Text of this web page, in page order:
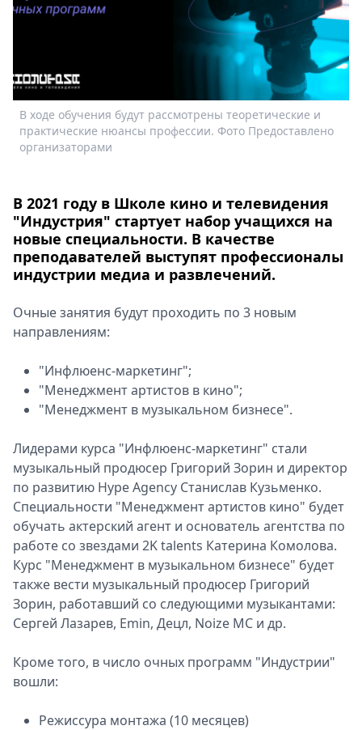
Выборы
В ходе обучения будут рассмотрены теоретические и
практические нюансы профессии. Фото Предоставлено
организаторами
В 2021 году в Школе кино и телевидения
"Индустрия" стартует набор учащихся на
новые специальности. В качестве
преподавателей выступят профессионалы
индустрии медиа и развлечений.
Очные занятия будут проходить по 3 новым
направлениям:
"Инфлюенс-маркетинг";
"Менеджмент артистов в кино";
"Менеджмент в музыкальном бизнесе".
Лидерами курса "Инфлюенс-маркетинг" стали
музыкальный продюсер Григорий Зорин и директор
по развитию Hype Agency Станислав Кузьменко.
Специальности "Менеджмент артистов кино" будет
обучать актерский агент и основатель агентства по
работе со звездами 2K talents Катерина Комолова.
Курс "Менеджмент в музыкальном бизнесе" будет
также вести музыкальный продюсер Григорий
Зорин, работавший со следующими музыкантами:
Сергей Лазарев, Emin, Децл, Noize MC и др.
Кроме того, в число очных программ "Индустрии"
вошли:
Режиссура монтажа (10 месяцев)